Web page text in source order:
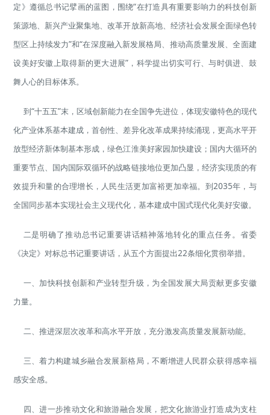
定》遵循总书记擘画的蓝图，围绕“在打造具有重要影响力的科技创新
策源地、新兴产业聚集地、改革开放新高地、经济社会发展全面绿色转
型区上持续发力”和“在深度融入新发展格局、推动高质量发展、全面建
设美好安徽上取得新的更大进展”，科学提出切实可行、与时俱进、鼓
舞人心的目标体系。
到“十五五”末，区域创新能力在全国争先进位，体现安徽特色的现代
化产业体系基本建成，首创性、差异化改革成果持续涌现，更高水平开
放型经济新体制基本形成，绿色江淮美好家园加快建设；国内大循环的
重要节点、国内国际双循环的战略链接地位更加凸显，经济实现质的有
效提升和量的合理增长，人民生活更加富裕更加幸福。到2035年，与
全国同步基本实现社会主义现代化，基本建成中国式现代化美好安徽。
二是明确了推动总书记重要讲话精神落地转化的重点任务。省委
《决定》对标总书记重要讲话，从五个方面提出22条细化贯彻举措。
一、加快科技创新和产业转型升级，为全国发展大局贡献更多安徽
力量。
二、推进深层次改革和高水平开放，充分激发高质量发展新动能。
三、着力构建城乡融合发展新格局，不断增进人民群众获得感幸福
感安全感。
四、进一步推动文化和旅游融合发展，把文化旅游业打造成为支柱